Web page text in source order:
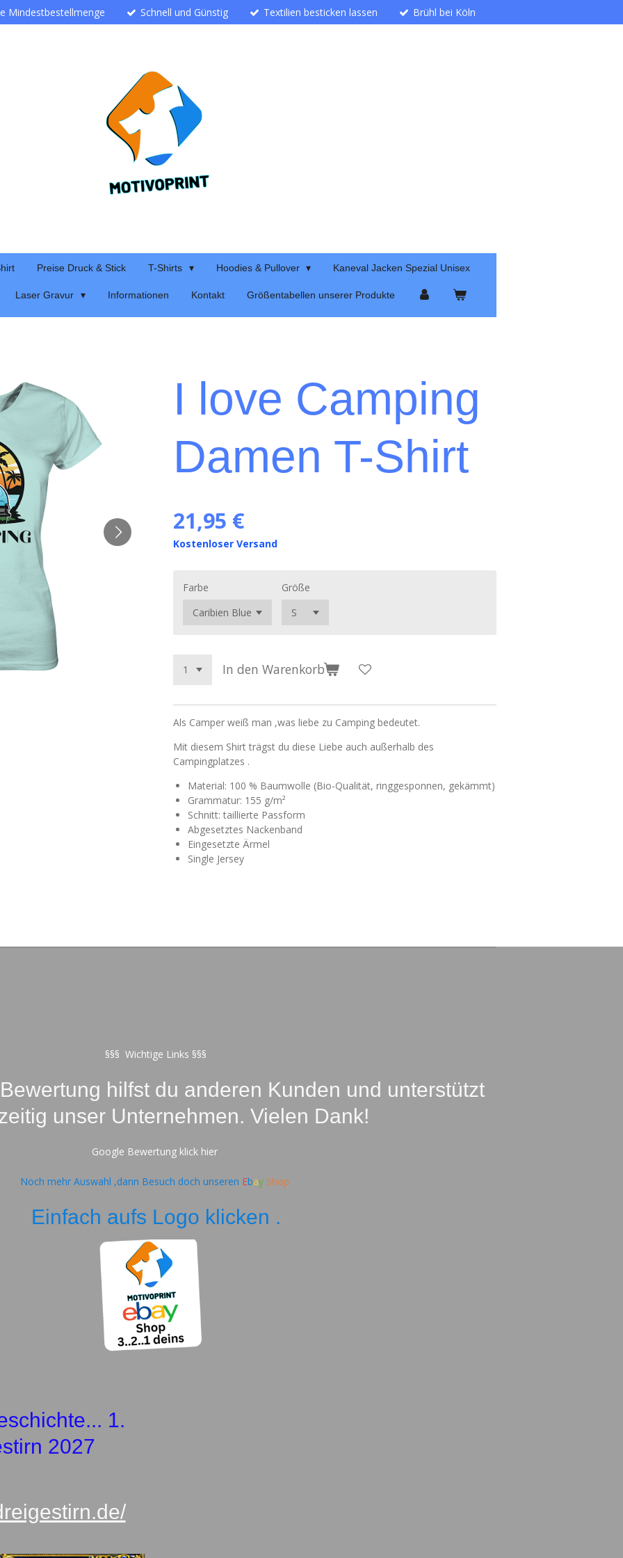
Mindestbestellmenge Schnell und Günstig Textilien besticken lassen Brühl bei Köln
Preise Druck & Stick T-Shirts Hoodies & Pullover Kaneval Jacken Spezial Unisex
Laser Gravur Informationen Kontakt Größentabellen unserer Produkte
I love Camping
Damen T-Shirt
21,95 €
Kostenloser Versand
Farbe Größe
In den Warenkorb
Als Camper weiß man ,was liebe zu Camping bedeutet.
Mit diesem Shirt trägst du diese Liebe auch außerhalb des
Campingplatzes .
Material: 100 % Baumwolle (Bio-Qualität, ringgesponnen, gekämmt)
Grammatur: 155 g/m²
Schnitt: taillierte Passform
Abgesetztes Nackenband
Eingesetzte Ärmel
Single Jersey
§§§ Wichtige Links §§§
hilfst du anderen Kunden und unterstützt
unser Unternehmen. Vielen Dank!
Google Bewertung klick hier
Noch mehr Auswahl ,dann Besuch doch unseren EbayShop
Einfach aufs Logo klicken .
1.
2027